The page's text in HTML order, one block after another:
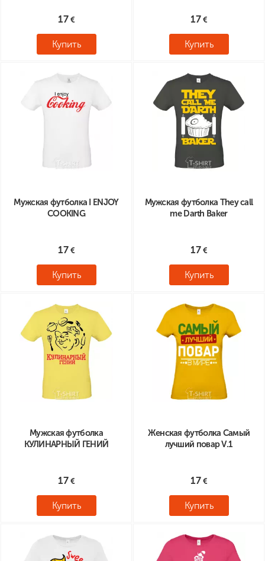
17
Купить
17
Купить
Мужская футболка I ENJOY
COOKING
17
Купить
Мужская футболка They call
me Darth Baker
17
Купить
Мужская футболка
КУЛИНАРНЫЙ ГЕНИЙ
17
Купить
Женская футболка Самый
лучший повар V.1
17
Купить